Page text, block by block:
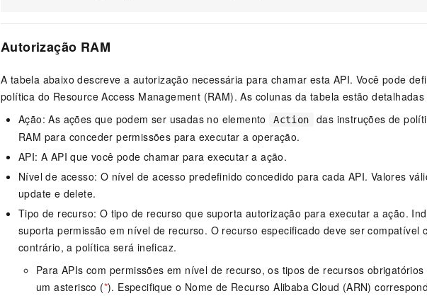
Autorização RAM
A tabela abaixo descreve a autorização necessária para chamar esta API. Você pode
política do Resource Access Management (RAM). As colunas da tabela estão detalhadas
Ação: As ações que podem ser usadas no elemento
Action
das instruções de
RAM para conceder permissões para executar a operação.
API: A API que você pode chamar para executar a ação.
Nível de acesso: O nível de acesso predefinido concedido para cada API. Valores
update e delete.
Tipo de recurso: O tipo de recurso que suporta autorização para executar a ação.
suporta permissão em nível de recurso. O recurso especificado deve ser compatível
contrário, a política será ineficaz.
Para APIs com permissões em nível de recurso, os tipos de recursos
um asterisco (*). Especifique o Nome de Recurso Alibaba Cloud (ARN)